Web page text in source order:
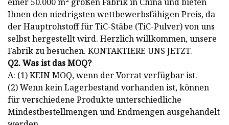
Ihnen den niedrigsten wettbewerbsfähigen Preis, da
der Hauptrohstoff für TiC-Stäbe (TiC-Pulver) von uns
selbst hergestellt wird. Herzlich willkommen, unsere
Fabrik zu besuchen. KONTAKTIERE UNS JETZT.
Q2. Was ist das MOQ?
A: (1) KEIN MOQ, wenn der Vorrat verfügbar ist.
(2) Wenn kein Lagerbestand vorhanden ist, können
für verschiedene Produkte unterschiedliche
Mindestbestellmengen und Endmengen ausgehandelt